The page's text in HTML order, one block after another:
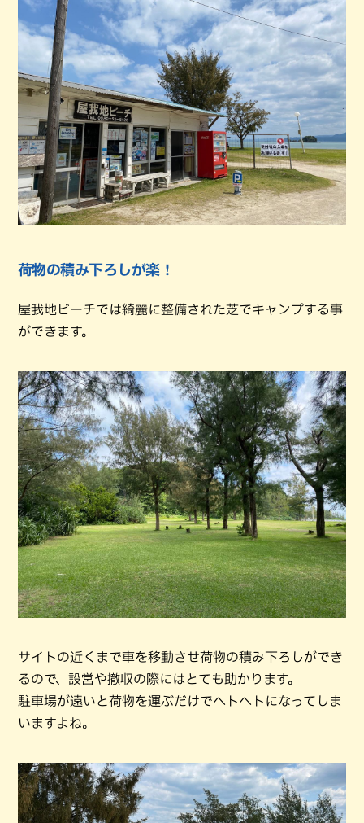
荷物の積み下ろしが楽！
屋我地ビーチでは綺麗に整備された芝でキャンプする事
ができます。
サイトの近くまで車を移動させ荷物の積み下ろしができ
るので、設営や撤収の際にはとても助かります。
駐車場が遠いと荷物を運ぶだけでヘトヘトになってしま
いますよね。